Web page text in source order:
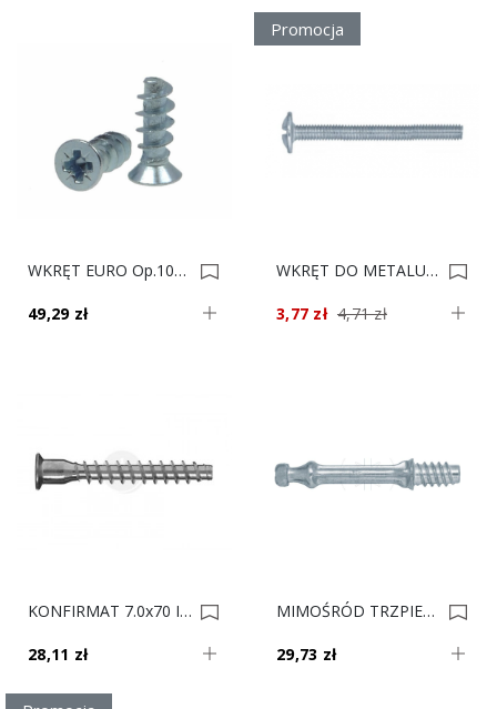
WKRĘT EURO Op.1000 ES6.0x13KB 0010353
49,29 zł
Promocja
WKRĘT DO METALU 4x20 KOMBIB/H Op. 100 0005312
3,77 zł 4,71 zł
KONFIRMAT 7.0x70 IB/GR Op. 100 0005311
28,11 zł
MIMOŚRÓD TRZPIEŃ 6.0x24.3 TITUS Op.100 Szt 0003983
29,73 zł